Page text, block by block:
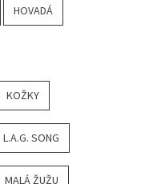
HOVADÁ
KOŽKY
L.A.G. SONG
MALÁ ŽUŽU